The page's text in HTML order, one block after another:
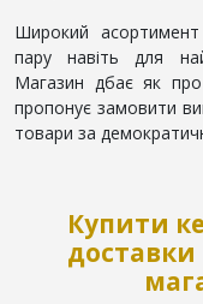
Широкий асортимент
пару навіть для
Магазин дбає як про
пропонує замовити
товари за
Купити
доставки